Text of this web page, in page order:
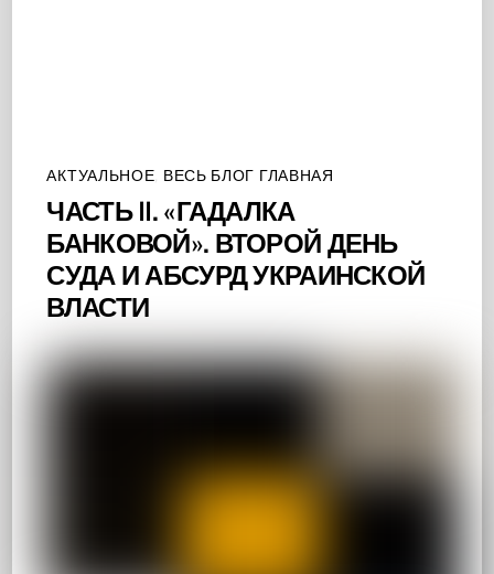
АКТУАЛЬНОЕ ВЕСЬ БЛОГ ГЛАВНАЯ
ЧАСТЬ II. «ГАДАЛКА
БАНКОВОЙ». ВТОРОЙ ДЕНЬ
СУДА И АБСУРД УКРАИНСКОЙ
ВЛАСТИ